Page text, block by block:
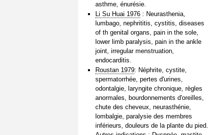
asthme, énurésie.
Li Su Huai 1976 : Neurasthenia,
lumbago, nephrititis, cystitis, diseases
of th genital organs, pain in the sole,
lower limb paralysis, pain in the ankle
joint, irregular menstruation,
endocarditis.
Roustan 1979: Néphrite, cystite,
spermatorrhée, pertes d'urines,
odontalgie, laryngite chronique, règles
anormales, bourdonnements d'oreilles,
chute des cheveux, neurasthénie,
lombalgie, paralysie des membres
inférieurs, douleurs de la plante du pied.